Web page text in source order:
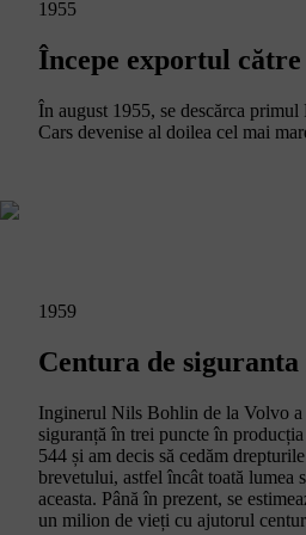
1955
Începe exportul către
În august 1955, se descărca
Cars devenise al doilea cel mai
1959
Centura de
Inginerul Nils Bohlin de la Volvo a
siguranță în trei puncte în
544 și am decis să cedăm
brevetului, astfel încât toată lumea
aceasta. Până în prezent, se
un milion de vieți cu ajutorul